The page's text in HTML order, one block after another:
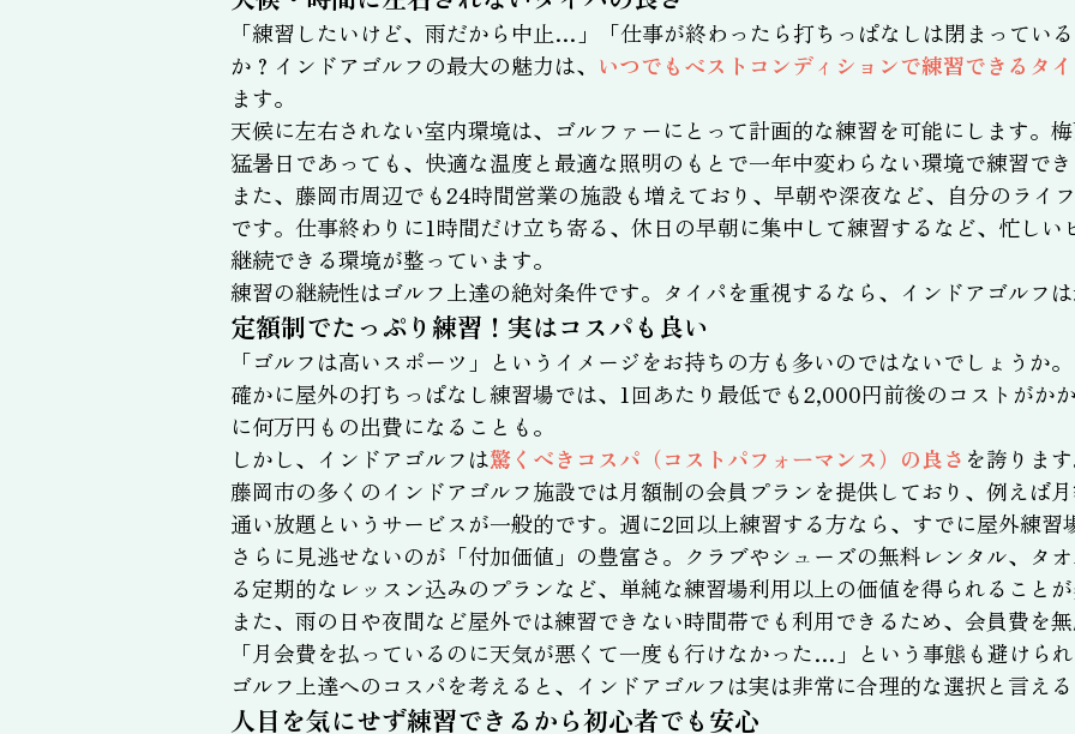
「練習したいけど、雨だから中止…」「仕事が終わったら打ちっぱなしは閉まってい
か？インドアゴルフの最大の魅力は、 いつでもベストコンディションで練習できるタ
ます。
天候に左右されない室内環境は、ゴルファーにとって計画的な練習を可能にします。
猛暑日であっても、快適な温度と最適な照明のもとで一年中変わらない環境で練習で
また、藤岡市周辺でも24時間営業の施設も増えており、早朝や深夜など、自分のライ
です。仕事終わりに1時間だけ立ち寄る、休日の早朝に集中して練習するなど、忙し
継続できる環境が整っています。
練習の継続性はゴルフ上達の絶対条件です。タイパを重視するなら、インドアゴルフ
定額制でたっぷり練習！実はコスパも良い
「ゴルフは高いスポーツ」というイメージをお持ちの方も多いのではないでしょうか。
確かに屋外の打ちっぱなし練習場では、1回あたり最低でも2,000円前後のコストがか
に何万円もの出費になることも。
しかし、インドアゴルフは驚くべきコスパ（コストパフォーマンス）の良さ を誇りま
藤岡市の多くのインドアゴルフ施設では月額制の会員プランを提供しており、例えば
通い放題というサービスが一般的です。週に2回以上練習する方なら、すでに屋外練
さらに見逃せないのが「付加価値」の豊富さ。クラブやシューズの無料レンタル、タ
る定期的なレッスン込みのプランなど、単純な練習場利用以上の価値を得られること
また、雨の日や夜間など屋外では練習できない時間帯でも利用できるため、会員費を
「月会費を払っているのに天気が悪くて一度も行けなかった…」という事態も避けら
ゴルフ上達へのコスパを考えると、インドアゴルフは実は非常に合理的な選択と言え
人目を気にせず練習できるから初心者でも安心